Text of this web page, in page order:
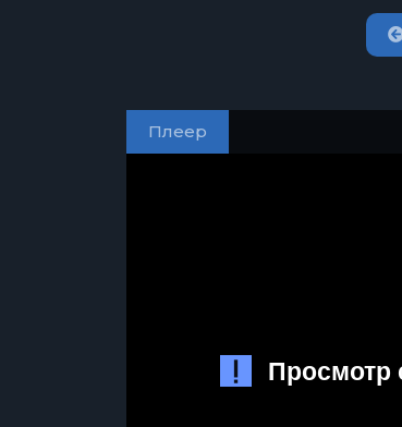
Плеер